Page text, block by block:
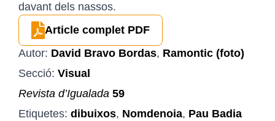
davant dels nassos.
Article complet PDF
Autor: David Bravo Bordas, Ramontic (foto)
Secció: Visual
Revista d’Igualada 59
Etiquetes: dibuixos, Nomdenoia, Pau Badia